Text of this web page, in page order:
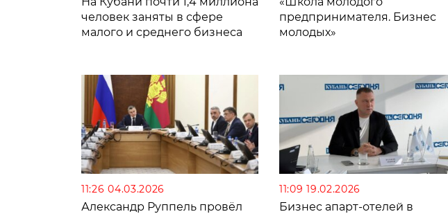
человек заняты в сфере
малого и среднего бизнеса
предпринимателя. Бизнес
молодых»
11:26 04.03.2026
Александр Руппель провёл
11:09 19.02.2026
Бизнес апарт-отелей в